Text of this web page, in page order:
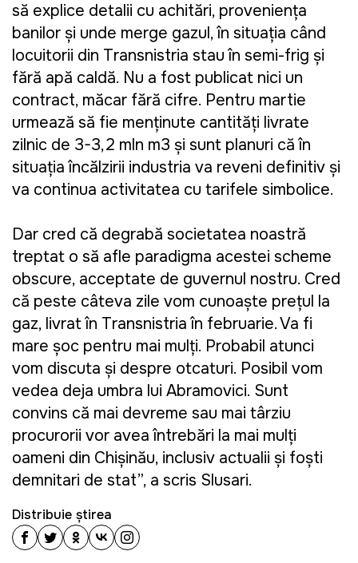
să explice detalii cu achitări, proveniența
banilor și unde merge gazul, în situația când
locuitorii din Transnistria stau în semi-frig și
fără apă caldă. Nu a fost publicat nici un
contract, măcar fără cifre. Pentru martie
urmează să fie menținute cantități livrate
zilnic de 3-3,2 mln m3 și sunt planuri că în
situația încălzirii industria va reveni definitiv și
va continua activitatea cu tarifele simbolice.
Dar cred că degrabă societatea noastră
treptat o să afle paradigma acestei scheme
obscure, acceptate de guvernul nostru. Cred
că peste câteva zile vom cunoaște prețul la
gaz, livrat în Transnistria în februarie. Va fi
mare șoc pentru mai mulți. Probabil atunci
vom discuta și despre otcaturi. Posibil vom
vedea deja umbra lui Abramovici. Sunt
convins că mai devreme sau mai târziu
procurorii vor avea întrebări la mai mulți
oameni din Chișinău, inclusiv actualii și foști
demnitari de stat”, a scris Slusari.
Distribuie știrea